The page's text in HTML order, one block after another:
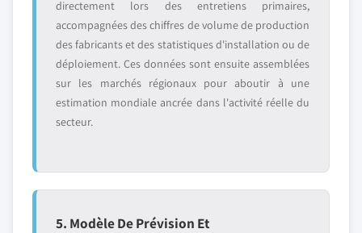
directement lors des entretiens primaires,
accompagnées des chiffres de volume de production
des fabricants et des statistiques d'installation ou de
déploiement. Ces données sont ensuite assemblées
sur les marchés régionaux pour aboutir à une
estimation mondiale ancrée dans l'activité réelle du
secteur.
5. Modèle De Prévision Et